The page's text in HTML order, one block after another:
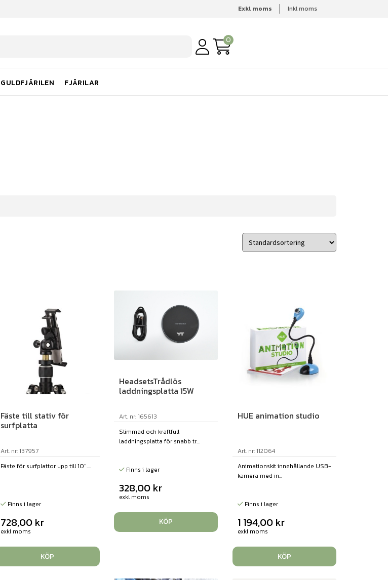
Exkl moms Inkl moms
0
GULDFJÄRILEN FJÄRILAR
Fäste till stativ för
surfplatta
Art. nr: 137957
Fäste för surfplattor upp till 10"....
Finns i lager
728,00 kr
exkl moms
KÖP
HeadsetsTrådlös
laddningsplatta 15W
Art. nr: 165613
Slimmad och kraftfull
laddningsplatta för snabb tr...
Finns i lager
328,00 kr
exkl moms
KÖP
HUE animation studio
Art. nr: 112064
Animationskit innehållande USB-
kamera med in...
Finns i lager
1 194,00 kr
exkl moms
KÖP